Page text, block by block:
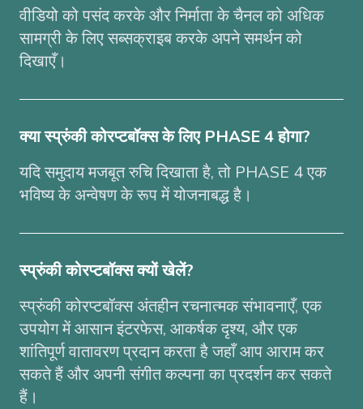
वीडियो को पसंद करके और निर्माता के चैनल को अधिक
सामग्री के लिए सब्सक्राइब करके अपने समर्थन को
दिखाएँ।
क्या स्प्रुंकी कोरप्टबॉक्स के लिए PHASE 4 होगा?
यदि समुदाय मजबूत रुचि दिखाता है, तो PHASE 4 एक
भविष्य के अन्वेषण के रूप में योजनाबद्ध है।
स्प्रुंकी कोरप्टबॉक्स क्यों खेलें?
स्प्रुंकी कोरप्टबॉक्स अंतहीन रचनात्मक संभावनाएँ, एक
उपयोग में आसान इंटरफेस, आकर्षक दृश्य, और एक
शांतिपूर्ण वातावरण प्रदान करता है जहाँ आप आराम कर
सकते हैं और अपनी संगीत कल्पना का प्रदर्शन कर सकते
हैं।